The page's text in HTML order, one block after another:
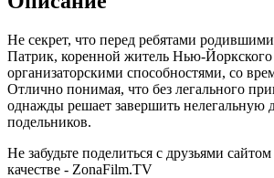
Не секрет, что перед ребятами
Патрик, коренной житель Нью-Йоркского
организаторскими способностями, со
Отлично понимая, что без легального
однажды решает завершить нелегальную
подельников.
Не забудьте поделиться с друзьями
качестве - ZonaFilm.TV